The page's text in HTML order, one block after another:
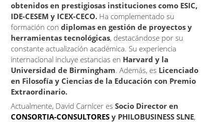
obtenidos en prestigiosas instituciones como ESIC,
IDE-CESEM y ICEX-CECO. Ha complementado su
formación condiplomas en gestión de proyectos y
herramientas tecnológicas, destacándose por su
constante actualización académica. Su experiencia
internacional incluye estancias en Harvard y la
Universidad de Birmingham. Además, es Licenciado
en Filosofía y Ciencias de la Educación con Premio
Extraordinario.
Actualmente, David Carnicer esSocio Director en
CONSORTIA-CONSULTORES y PHILOBUSINESS SLNE,